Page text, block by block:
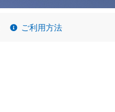
ご利用方法